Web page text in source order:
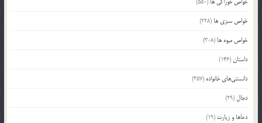
خواص سبزی ها (228)
خواص میوه ها (308)
داستان(146)
دانستنی‌های خانواده (357)
دجال (29)
دعاها و زیارت (19)